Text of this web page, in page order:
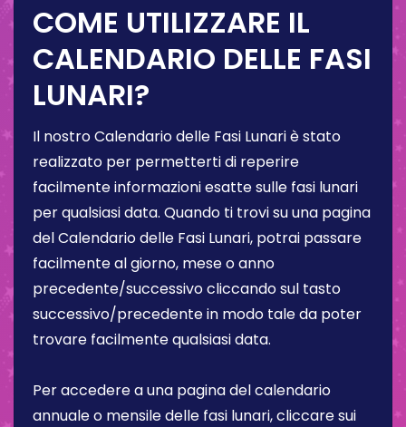
COME UTILIZZARE IL
CALENDARIO DELLE FASI
LUNARI?
Il nostro Calendario delle Fasi Lunari è stato
realizzato per permetterti di reperire
facilmente informazioni esatte sulle fasi lunari
per qualsiasi data. Quando ti trovi su una pagina
del Calendario delle Fasi Lunari, potrai passare
facilmente al giorno, mese o anno
precedente/successivo cliccando sul tasto
successivo/precedente in modo tale da poter
trovare facilmente qualsiasi data.
Per accedere a una pagina del calendario
annuale o mensile delle fasi lunari, cliccare sui